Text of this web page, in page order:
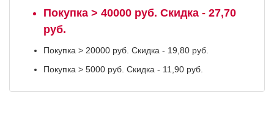
Покупка > 40000 руб. Скидка - 27,70
руб.
Покупка > 20000 руб. Скидка - 19,80 руб.
Покупка > 5000 руб. Скидка - 11,90 руб.